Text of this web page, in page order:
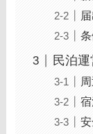
民泊